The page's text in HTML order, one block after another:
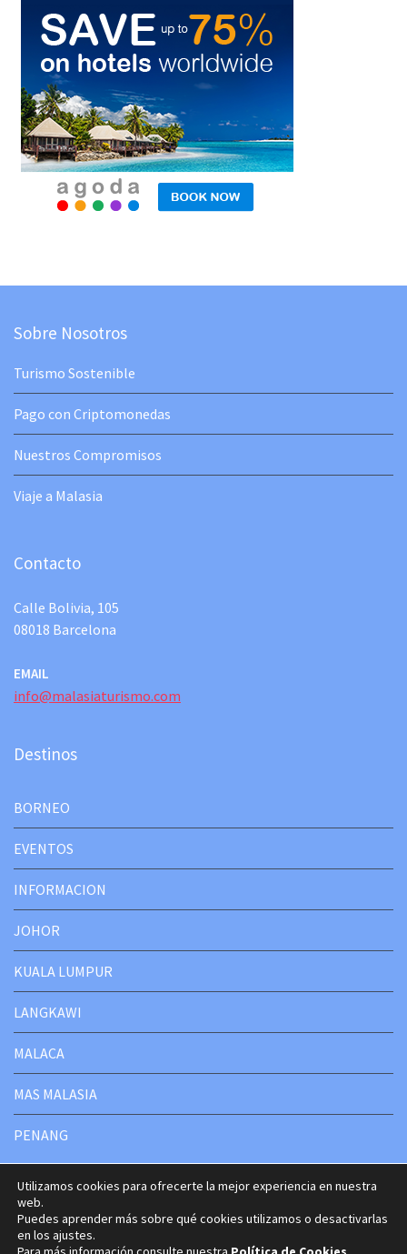
Sobre Nosotros
Turismo Sostenible
Pago con Criptomonedas
Nuestros Compromisos
Viaje a Malasia
Contacto
Calle Bolivia, 105
08018 Barcelona
EMAIL
info@malasiaturismo.com
Destinos
BORNEO
EVENTOS
INFORMACION
JOHOR
KUALA LUMPUR
LANGKAWI
MALACA
MAS MALASIA
PENANG
Copyright © 2020-2025 Malasia Turismo
Travel Way by
Acme Themes
Utilizamos cookies para ofrecerte la mejor experiencia en nuestra
web.
Puedes aprender más sobre qué cookies utilizamos o desactivarlas
en los ajustes.